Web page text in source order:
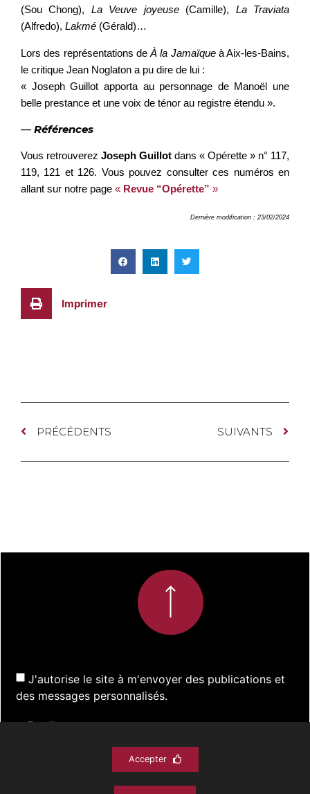
(Sou Chong), La Veuve joyeuse(Camille), La Traviata
(Alfredo), Lakmé (Gérald)…
Lors des représentations de À la Jamaïqueà Aix-les-Bains,
le critique Jean Noglaton a pu dire de lui :
« Joseph Guillot apporta au personnage de Manoël une
belle prestance et une voix de ténor au registre étendu ».
— Références
Vous retrouverez Joseph Guillot dans « Opérette » n° 117,
119, 121 et 126. Vous pouvez consulter ces numéros en
allant sur notre page « Revue “Opérette” »
Dernière modification : 23/02/2024
Imprimer
PRÉCÉDENTS SUIVANTS
J'autorise le site à m'envoyer des publications et
des messages personnalisés.
S'inscrire
Accepter